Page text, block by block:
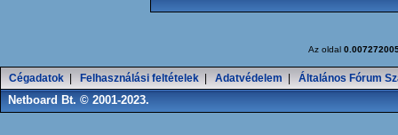
Az oldal
Cégadatok Felhasználási feltételek Adatvédelem Általános Fórum
Netboard Bt. © 2001-2023.